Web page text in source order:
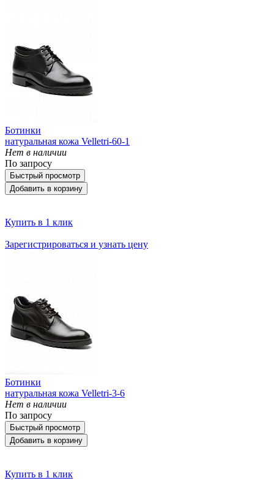
Ботинки
натуральная кожа Velletri-60-1
Нет в наличии
По запросу
Быстрый просмотр
Добавить в корзину
Купить в 1 клик
Зарегистрироваться и узнать цену
Ботинки
натуральная кожа Velletri-3-6
Нет в наличии
По запросу
Быстрый просмотр
Добавить в корзину
Купить в 1 клик